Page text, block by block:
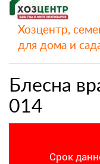
Хозцентр,
для дома и
Блесна
014
Срок